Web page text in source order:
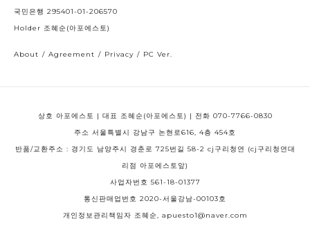
국민은행 295401-01-206570
Holder 조혜순(아포에스토)
About / Agreement / Privacy / PC Ver.
상호 아포에스토 | 대표 조혜순(아포에스토) | 전화 070-7766-0830
주소 서울특별시 강남구 논현로616, 4층 454호
반품/교환주소 : 경기도 남양주시 경춘로 725번길 58-2 cj구리청연 (cj구리청연대
리점 아포에스토앞)
사업자번호 561-18-01377
통신판매업번호 2020-서울강남-00103호
개인정보관리책임자 조혜순, apuesto1@naver.com